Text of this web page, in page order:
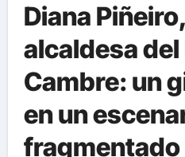
Diana
alcaldesa del
Cambre: un
en un
fragmentado